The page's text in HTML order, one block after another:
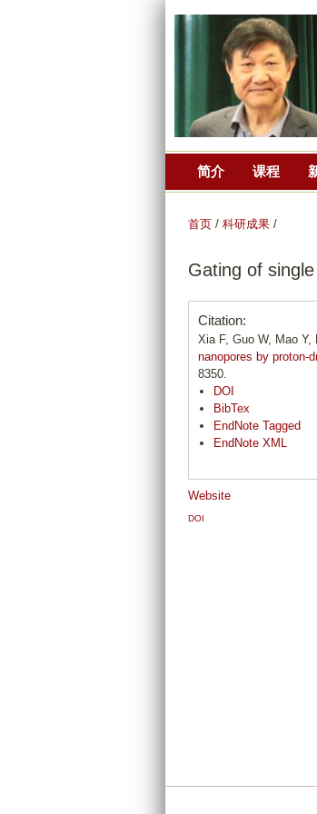
简介 课程
首页 / 科研成果 /
Gating of
Citation:
Xia F, Guo W, Mao
nanopores by proton-
8350.
DOI
BibTex
EndNote Tagged
EndNote XML
Website
DOI